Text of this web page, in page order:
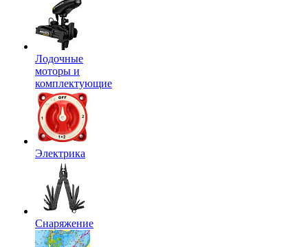
Лодочные
моторы и
комплектующие
Электрика
Снаряжение